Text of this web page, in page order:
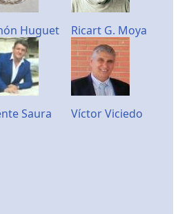
Huguet Ricart G. Moya
Saura Víctor Viciedo